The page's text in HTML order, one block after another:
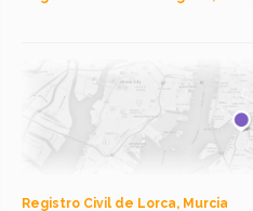
Registro Civil de Lorca, Murcia